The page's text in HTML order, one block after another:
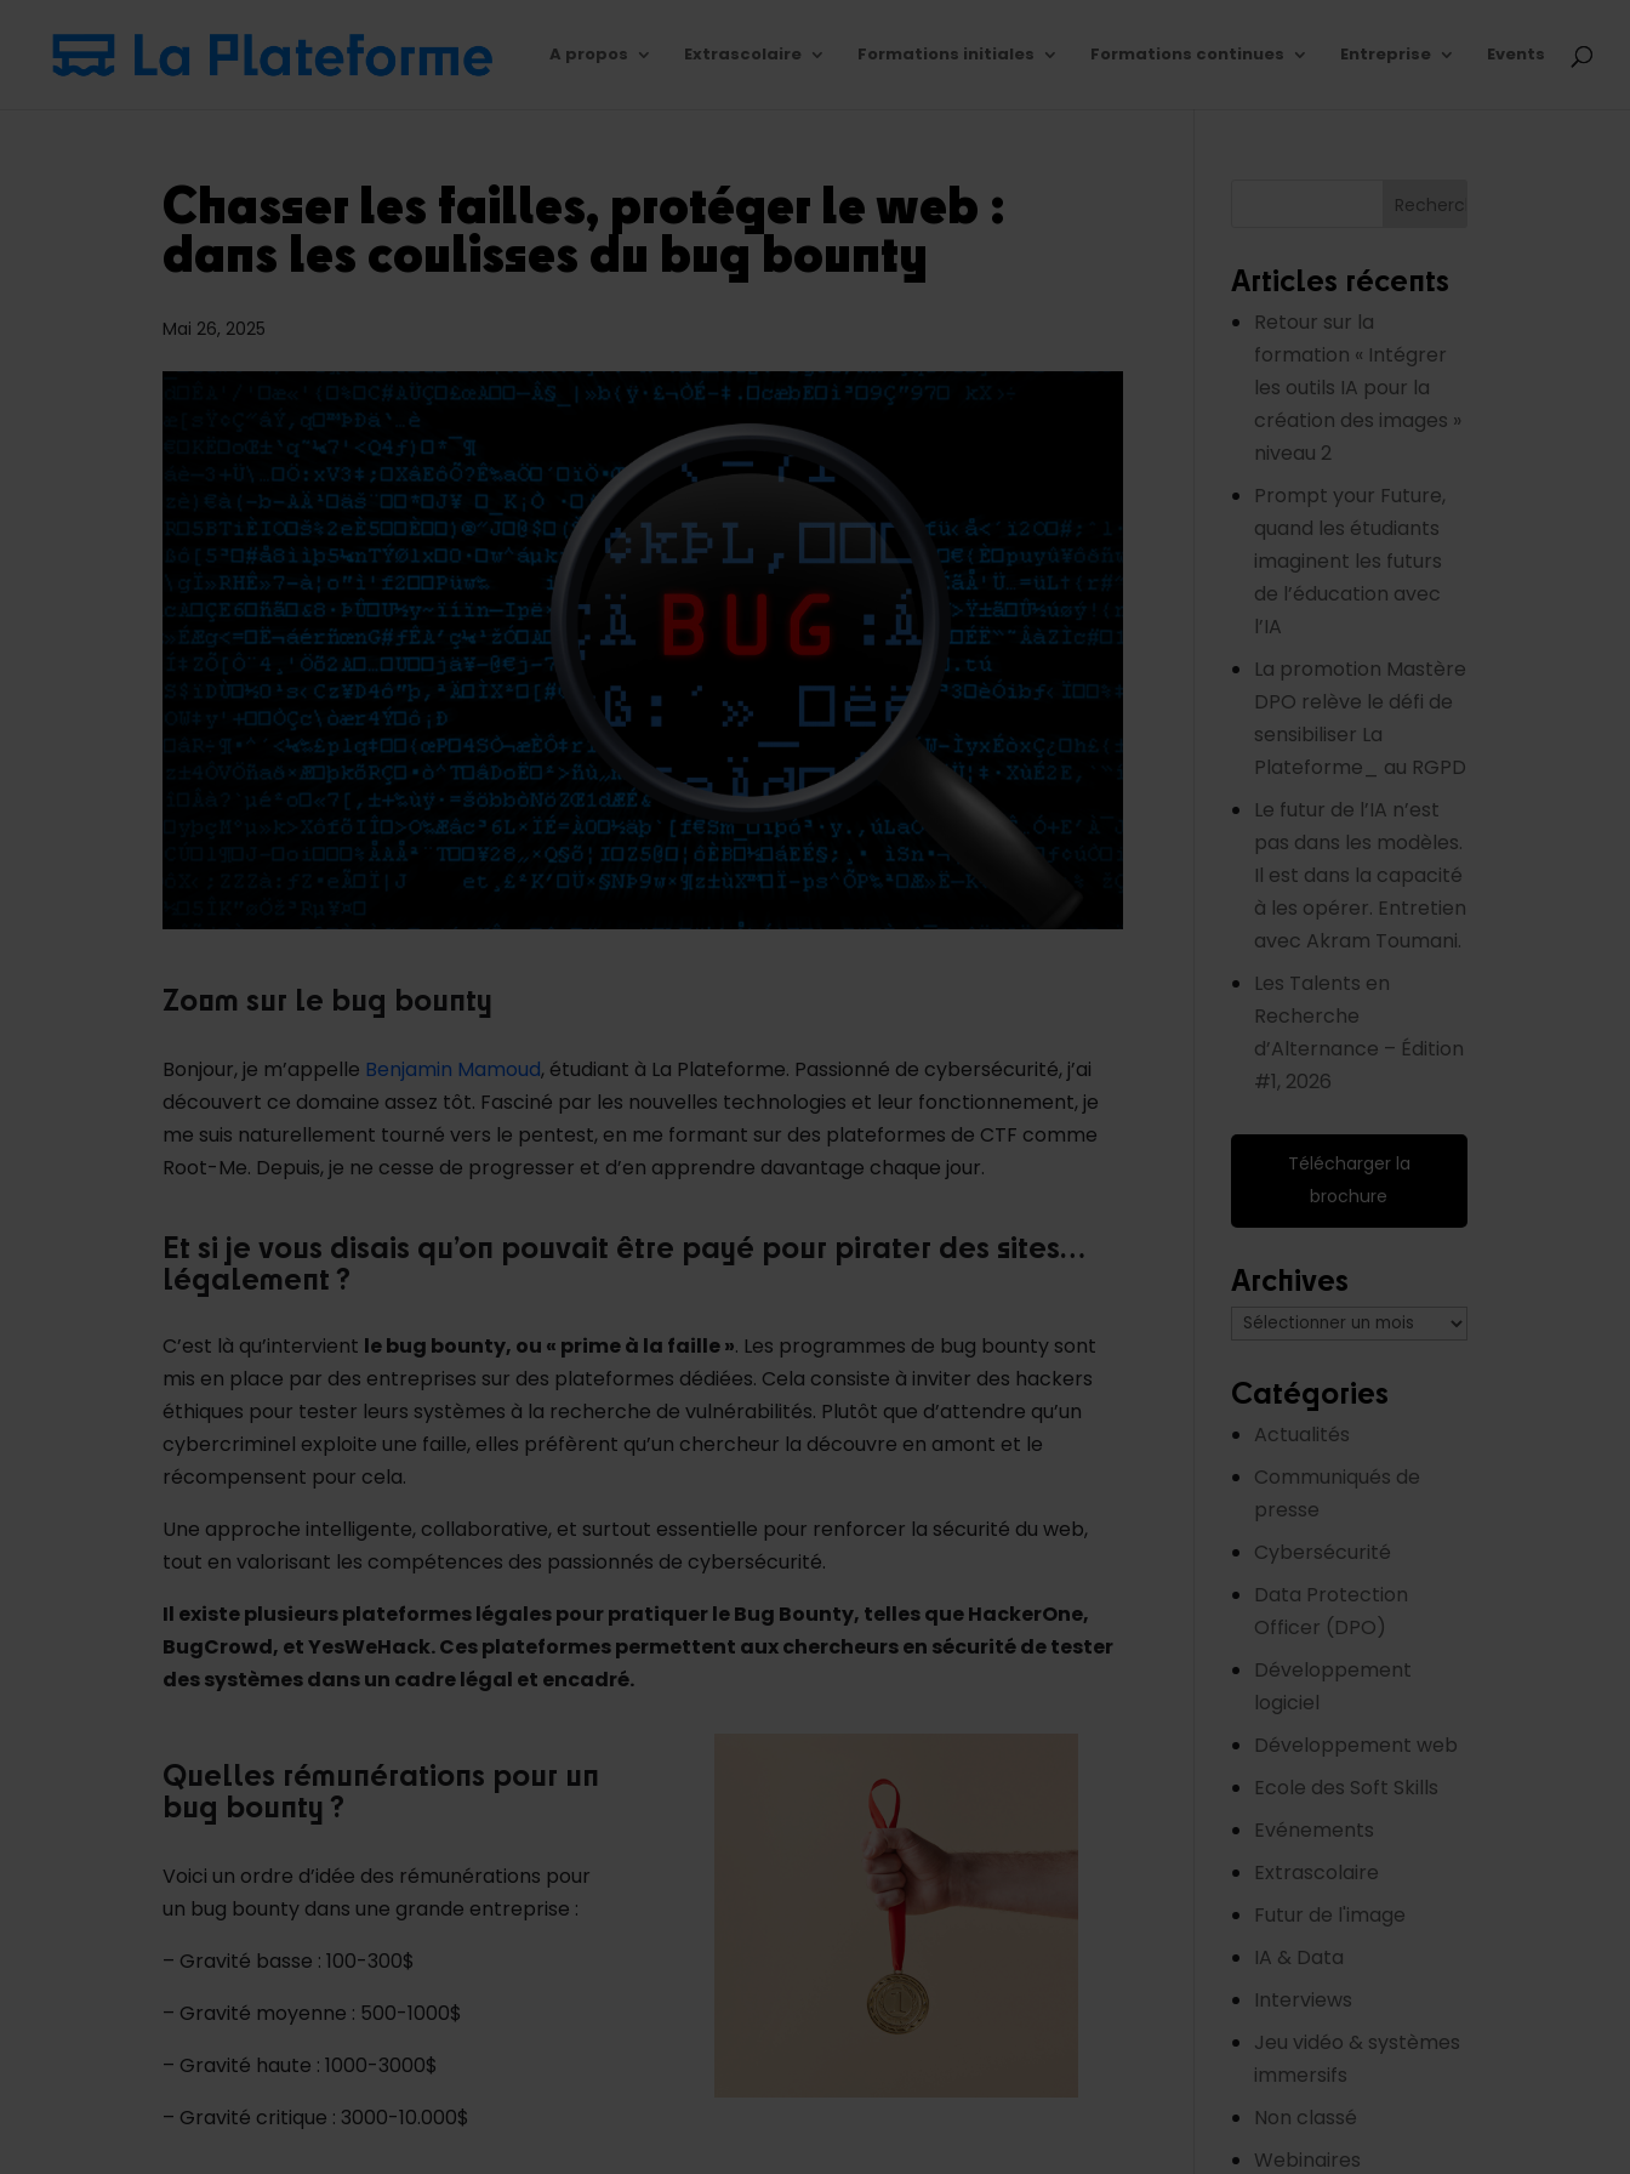
A propos Extrascolaire Formations initiales Formations continues Entreprise Events
Chasser les failles, protéger le web :
dans les coulisses du bug bounty
Mai 26, 2025
Zoom sur le bug bounty
Bonjour, je m’appelle Benjamin Mamoud, étudiant à La Plateforme. Passionné de cybersécurité, j’ai
découvert ce domaine assez tôt. Fasciné par les nouvelles technologies et leur fonctionnement, je
me suis naturellement tourné vers le pentest, en me formant sur des plateformes de CTF comme
Root-Me. Depuis, je ne cesse de progresser et d’en apprendre davantage chaque jour.
Et si je vous disais qu’on pouvait être payé pour pirater des sites…
légalement ?
C’est là qu’intervient le bug bounty, ou « prime à la faille ». Les programmes de bug bounty sont
mis en place par des entreprises sur des plateformes dédiées. Cela consiste à inviter des hackers
éthiques pour tester leurs systèmes à la recherche de vulnérabilités. Plutôt que d’attendre qu’un
cybercriminel exploite une faille, elles préfèrent qu’un chercheur la découvre en amont et le
récompensent pour cela.
Une approche intelligente, collaborative, et surtout essentielle pour renforcer la sécurité du web,
tout en valorisant les compétences des passionnés de cybersécurité.
Il existe plusieurs plateformes légales pour pratiquer le Bug Bounty, telles que HackerOne,
BugCrowd, et YesWeHack. Ces plateformes permettent aux chercheurs en sécurité de tester
des systèmes dans un cadre légal et encadré.
Quelles rémunérations pour un
bug bounty ?
Voici un ordre d’idée des rémunérations pour
un bug bounty dans une grande entreprise :
– Gravité basse : 100-300$
– Gravité moyenne : 500-1000$
– Gravité haute : 1000-3000$
– Gravité critique : 3000-10.000$
Articles récents
Retour sur la
formation « Intégrer
les outils IA pour la
création des images »
niveau 2
Prompt your Future,
quand les étudiants
imaginent les futurs
de l’éducation avec
l’IA
La promotion Mastère
DPO relève le défi de
sensibiliser La
Plateforme_ au RGPD
Le futur de l’IA n’est
pas dans les modèles.
Il est dans la capacité
à les opérer. Entretien
avec Akram Toumani.
Les Talents en
Recherche
d’Alternance – Édition
#1, 2026
Télécharger la
brochure
Archives
Archives
Catégories
Actualités
Communiqués de
presse
Cybersécurité
Data Protection
Officer (DPO)
Développement
logiciel
Développement web
Ecole des Soft Skills
Evénements
Extrascolaire
Futur de l'image
IA & Data
Interviews
Jeu vidéo & systèmes
immersifs
Non classé
Webinaires